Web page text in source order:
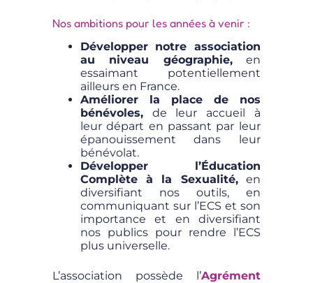
Nos ambitions pour les années à venir :
Développer notre association
au niveau géographie,en
essaimant potentiellement
ailleurs en France.
Améliorer la place de nos
bénévoles, de leur accueil à
leur départ en passant par leur
épanouissement dans leur
bénévolat.
Développer l’Éducation
Complète à la Sexualité,en
diversifiant nos outils, en
communiquant sur l’ECS et son
importance et en diversifiant
nos publics pour rendre l’ECS
plus universelle.
L’association possède l’Agrément